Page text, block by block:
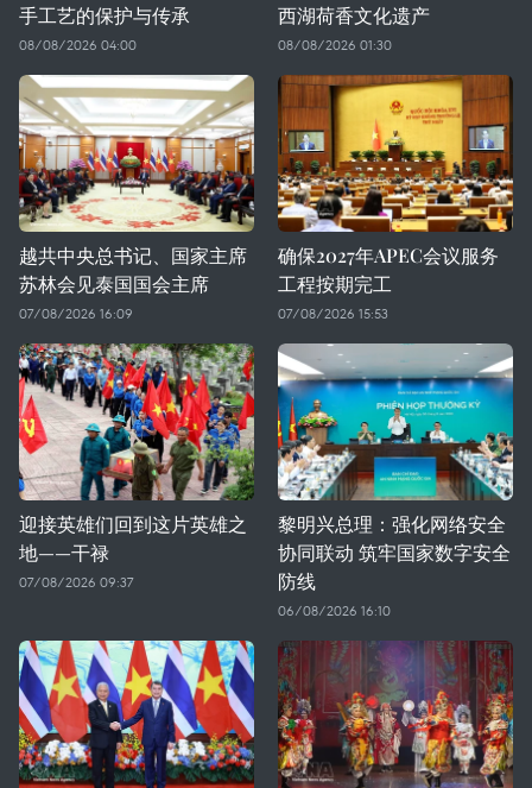
手工艺的保护与传承
08/08/2026 04:00
西湖荷香文化遗产
08/08/2026 01:30
越共中央总书记、国家主席
苏林会见泰国国会主席
07/08/2026 16:09
确保2027年APEC会议服务
工程按期完工
07/08/2026 15:53
迎接英雄们回到这片英雄之
地——干禄
07/08/2026 09:37
黎明兴总理：强化网络安全
协同联动 筑牢国家数字安全
防线
06/08/2026 16:10